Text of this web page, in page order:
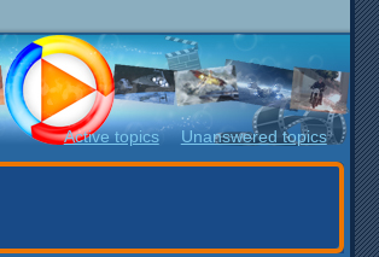
Active topics Unanswered topics